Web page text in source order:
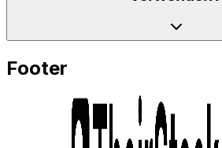
Footer